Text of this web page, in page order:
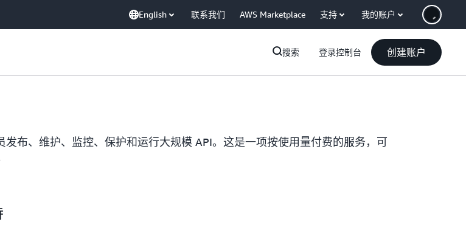
English 联系我们 AWS Marketplace 支持 我的账户
搜索 登录控制台 创建账户
布、维护、监控、保护和运行大规模 API。这是一项按使用量付费的服务，可